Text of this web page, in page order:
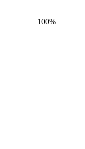
100%